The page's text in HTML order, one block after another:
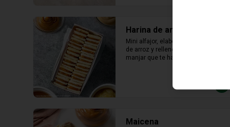
Harina de arroz
Mini alfajor, elaborado con harina
de arroz y relleno abundante
manjar que te hará saborear cada
Maicena